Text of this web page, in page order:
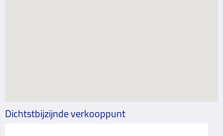
Dichtstbijzijnde verkooppunt